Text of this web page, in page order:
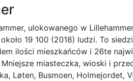
ulokowanego w
19 100 (2018) ludzi. To
ilości mieszkańców i 26te
miasteczka, wioski i
Løten, Busmoen, Holmejordet,